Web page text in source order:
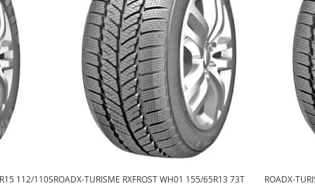
389.33 lei.
112/110SROADX-TURISME RXFROST WH01 155/65R13 73T ROADX-